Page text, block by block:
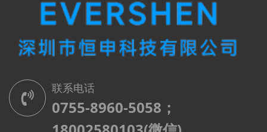
6、有网站建设相关产品工作经验者优先，电子商
务、市场营销等相关专业优先。
2、本科以上学历；
4、擅长网上查找资料解决问题；
联系电话
0755-8960-5058；